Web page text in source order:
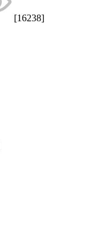
[16238]